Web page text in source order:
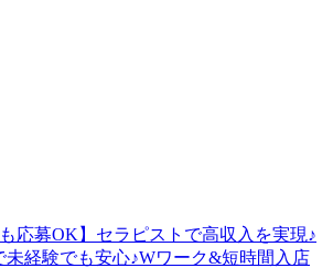
応募OK】セラピストで高収入を実現♪
未経験でも安心♪Wワーク&短時間入店